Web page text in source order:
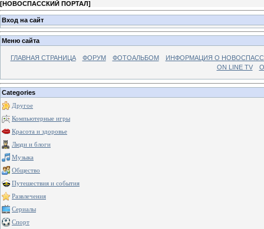
[НОВОСПАССКИЙ ПОРТАЛ]
Вход на сайт
Меню сайта
ГЛАВНАЯ СТРАНИЦА ФОРУМ ФОТОАЛЬБОМ
ИНФОРМАЦИЯ О
ON LINE TV
Categories
Другое
Компьютерные игры
Красота и здоровье
Люди и блоги
Музыка
Общество
Путешествия и события
Развлечения
Сериалы
Спорт